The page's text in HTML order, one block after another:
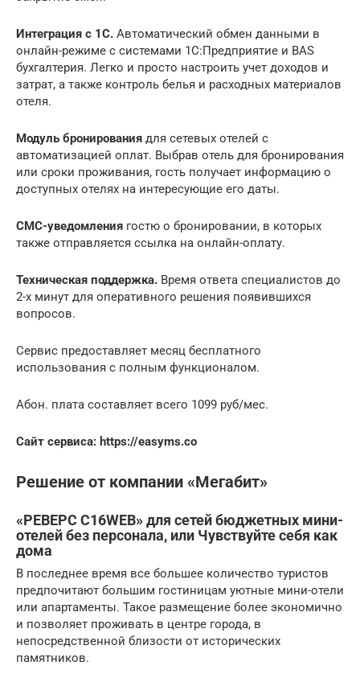
Интеграция с 1С. Автоматический обмен данными в
онлайн-режиме с системами 1С:Предприятие и BAS
бухгалтерия. Легко и просто настроить учет доходов и
затрат, а также контроль белья и расходных материалов
отеля.
Модуль бронирования для сетевых отелей с
автоматизацией оплат. Выбрав отель для бронирования
или сроки проживания, гость получает информацию о
доступных отелях на интересующие его даты.
СМС-уведомления гостю о бронировании, в которых
также отправляется ссылка на онлайн-оплату.
Техническая поддержка. Время ответа специалистов до
2-х минут для оперативного решения появившихся
вопросов.
Сервис предоставляет месяц бесплатного
использования с полным функционалом.
Абон. плата составляет всего 1099 руб/мес.
Сайт сервиса: https://easyms.co
Решение от компании «Мегабит»
«РЕВЕРС С16WEB» для сетей бюджетных мини-
отелей без персонала, или Чувствуйте себя как
дома
В последнее время все большее количество туристов
предпочитают большим гостиницам уютные мини-отели
или апартаменты. Такое размещение более экономично
и позволяет проживать в центре города, в
непосредственной близости от исторических
памятников.